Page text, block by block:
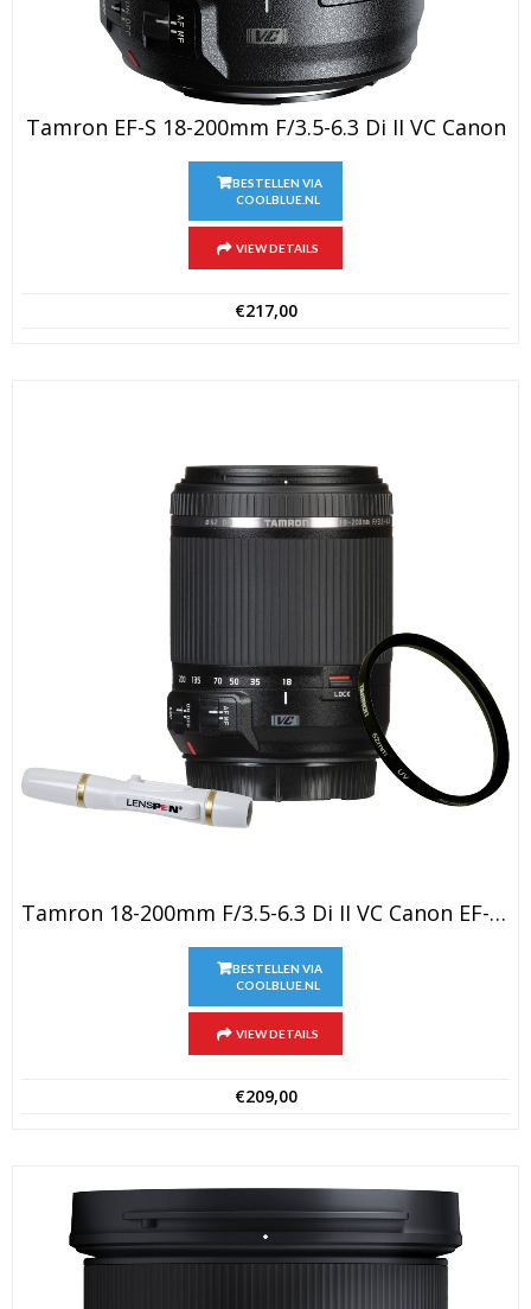
Tamron EF-S 18-200mm F/3.5-6.3 Di II VC Canon
BESTELLEN VIA
COOLBLUE.NL
VIEW DETAILS
€217,00
Tamron 18-200mm F/3.5-6.3 Di II VC Canon EF-S + UV-Filter 62mm + Elite Lenspen
BESTELLEN VIA
COOLBLUE.NL
VIEW DETAILS
€209,00